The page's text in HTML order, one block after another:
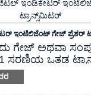
ಇಂಟೆಲಿಜೆಂಟ್ ಗೇಜ್ ಪ್ರೆಶರ್
ಗೇಜ್ ಅಥವಾ
ಸರಣಿಯ ಒತ್ತಡ
ಅತ್ಯುತ್ತಮವಾದ